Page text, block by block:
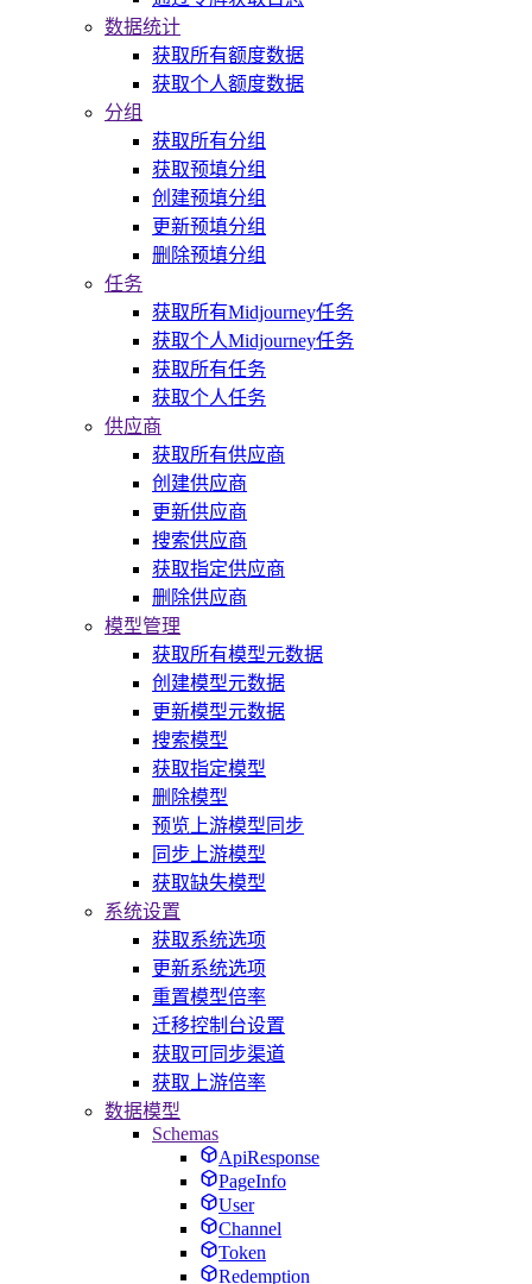
数据统计
获取所有额度数据
获取个人额度数据
分组
获取所有分组
获取预填分组
创建预填分组
更新预填分组
删除预填分组
任务
获取所有Midjourney任务
获取个人Midjourney任务
获取所有任务
获取个人任务
供应商
获取所有供应商
创建供应商
更新供应商
搜索供应商
获取指定供应商
删除供应商
模型管理
获取所有模型元数据
创建模型元数据
更新模型元数据
搜索模型
获取指定模型
删除模型
预览上游模型同步
同步上游模型
获取缺失模型
系统设置
获取系统选项
更新系统选项
重置模型倍率
迁移控制台设置
获取可同步渠道
获取上游倍率
数据模型
Schemas
ApiResponse
PageInfo
User
Channel
Token
Redemption